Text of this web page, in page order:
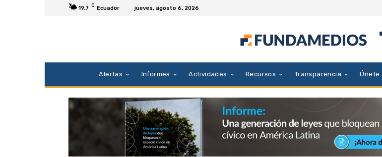
19.7 C Ecuador jueves, agosto 6, 2026
Alertas Informes Actividades Recursos Transparencia Únete